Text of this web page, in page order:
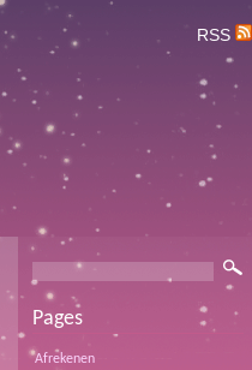
RSS
Pages
Afrekenen